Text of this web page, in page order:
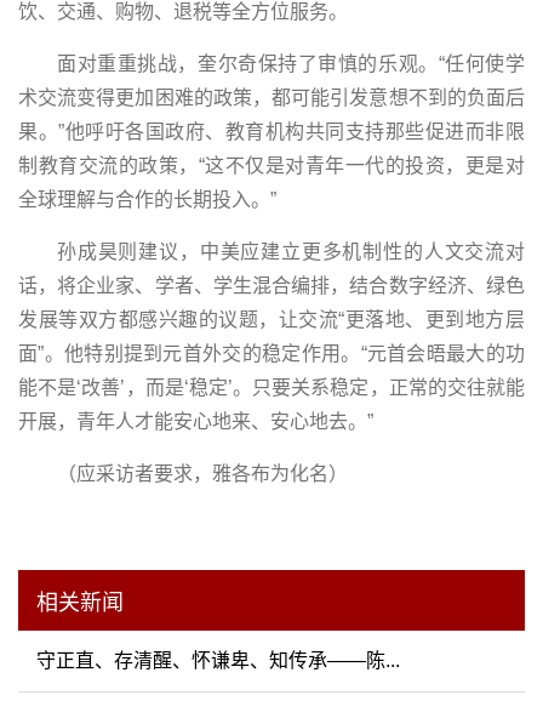
饮、交通、购物、退税等全方位服务。
面对重重挑战，奎尔奇保持了审慎的乐观。“任何使学
术交流变得更加困难的政策，都可能引发意想不到的负面后
果。”他呼吁各国政府、教育机构共同支持那些促进而非限
制教育交流的政策，“这不仅是对青年一代的投资，更是对
全球理解与合作的长期投入。”
孙成昊则建议，中美应建立更多机制性的人文交流对
话，将企业家、学者、学生混合编排，结合数字经济、绿色
发展等双方都感兴趣的议题，让交流“更落地、更到地方层
面”。他特别提到元首外交的稳定作用。“元首会晤最大的功
能不是‘改善’，而是‘稳定’。只要关系稳定，正常的交往就能
开展，青年人才能安心地来、安心地去。”
（应采访者要求，雅各布为化名）
相关新闻
守正直、存清醒、怀谦卑、知传承——陈...